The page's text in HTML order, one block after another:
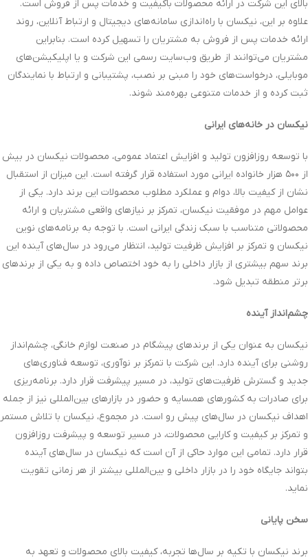
بالای این شرکت در ارائه محصولات باکیفیت و خدمات پس از فروش است.
علاوه بر این، نیکسان با راه‌اندازی سامانه‌های دیجیتال و ارتباط آنلاین، روند
ارائه خدمات پس از فروش به مشتریان را تسهیل کرده است. بنابراین
مشتریان می‌توانند از طریق وب‌سایت رسمی این شرکت و یا اپلیکیشن‌های
موبایلی، درخواست‌های خود را مبنی بر نصب، پشتیبانی و ارتباط با نمایندگان
ثبت کرده و از خدمات متنوعی بهره‌مند شوند.
نیکسان در خانه‌های ایرانی
با توسعه روزافزون تولید و افزایش اعتماد عمومی، محصولات نیکسان در بیش
از ۵۰۰ هزار خانواده ایرانی مورد استفاده قرار گرفته است. این میزان از استقبال
نشان‌ از کیفیت بالا، دوام و عملکرد مطلوب محصولات این برند دارد. یکی از
عوامل مهم در موفقیت نیکسان، تمرکز بر نیازهای واقعی مشتریان و ارائه
محصولاتی متناسب با سبک زندگی ایرانی است. با توجه به برنامه‌های نوین
نیکسان و تمرکز بر افزایش ظرفیت تولید، انتظار می‌رود در سال‌های آینده این
برند سهم بیشتری از بازار داخلی را به خود اختصاص داده و به یکی از برندهای
برتر منطقه تبدیل شود.
چشم‌انداز آینده
نیکسان به عنوان یکی از برندهای پیشگام در صنعت لوازم خانگی، چشم‌انداز
روشنی برای آینده دارد. این شرکت با تمرکز بر نوآوری، توسعه فناوری‌های
جدید و گسترش ظرفیت‌های تولید، در مسیر پیشرفت قرار دارد. برنامه‌ریزی
برای صادرات به کشورهای همسایه و حضور در بازارهای بین‌المللی نیز از جمله
اهداف نیکسان در سال‌های پیش رو است. در مجموع، نیکسان با تلاش مستمر
و تمرکز بر کیفیت و کارایی محصولات، در مسیر توسعه و پیشرفت روزافزون
قرار دارد. تمامی این موارد حاکی از آن است که نیکسان در سال‌های آینده
بتواند جایگاه خود را در بازار داخلی و بین‌المللی بیشتر از هر زمانی تقویت
نماید.
سخن پایانی
برند نیکسان با تکیه بر سال‌ها تجربه، کیفیت بالای محصولات و تعهد به